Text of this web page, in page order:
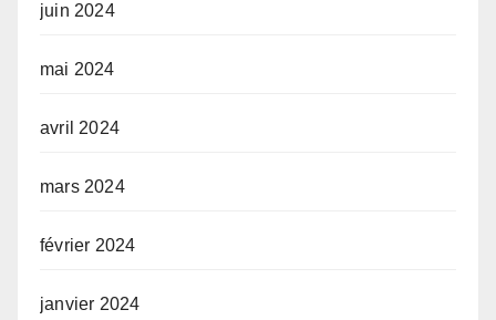
juin 2024
mai 2024
avril 2024
mars 2024
février 2024
janvier 2024